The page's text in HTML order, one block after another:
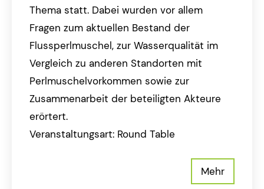
Thema statt. Dabei wurden vor allem
Fragen zum aktuellen Bestand der
Flussperlmuschel, zur Wasserqualität im
Vergleich zu anderen Standorten mit
Perlmuschelvorkommen sowie zur
Zusammenarbeit der beteiligten Akteure
erörtert.
Veranstaltungsart: Round Table
Mehr